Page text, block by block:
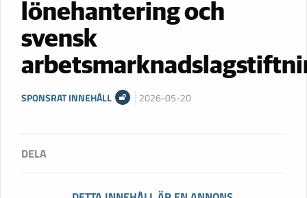
lönehantering och
svensk
SPONSRAT INNEHÅLL 2026-05-20